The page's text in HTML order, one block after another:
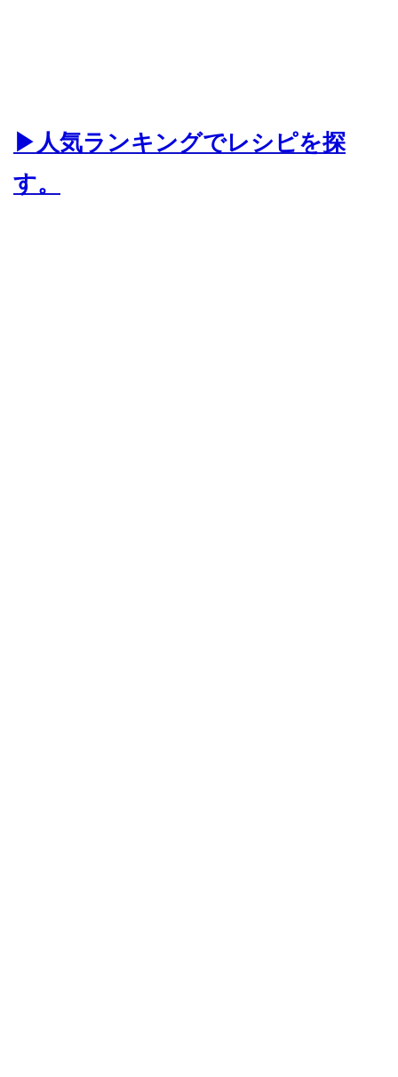
▶人気ランキングでレシピを探
す。